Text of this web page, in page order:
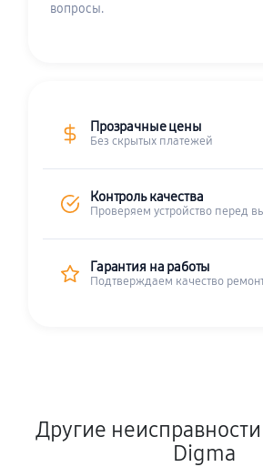
вопросы.
Прозрачные цены
Без скрытых платежей
Контроль качества
Проверяем устройство перед
Гарантия на работы
Подтверждаем качество
Другие
Digma